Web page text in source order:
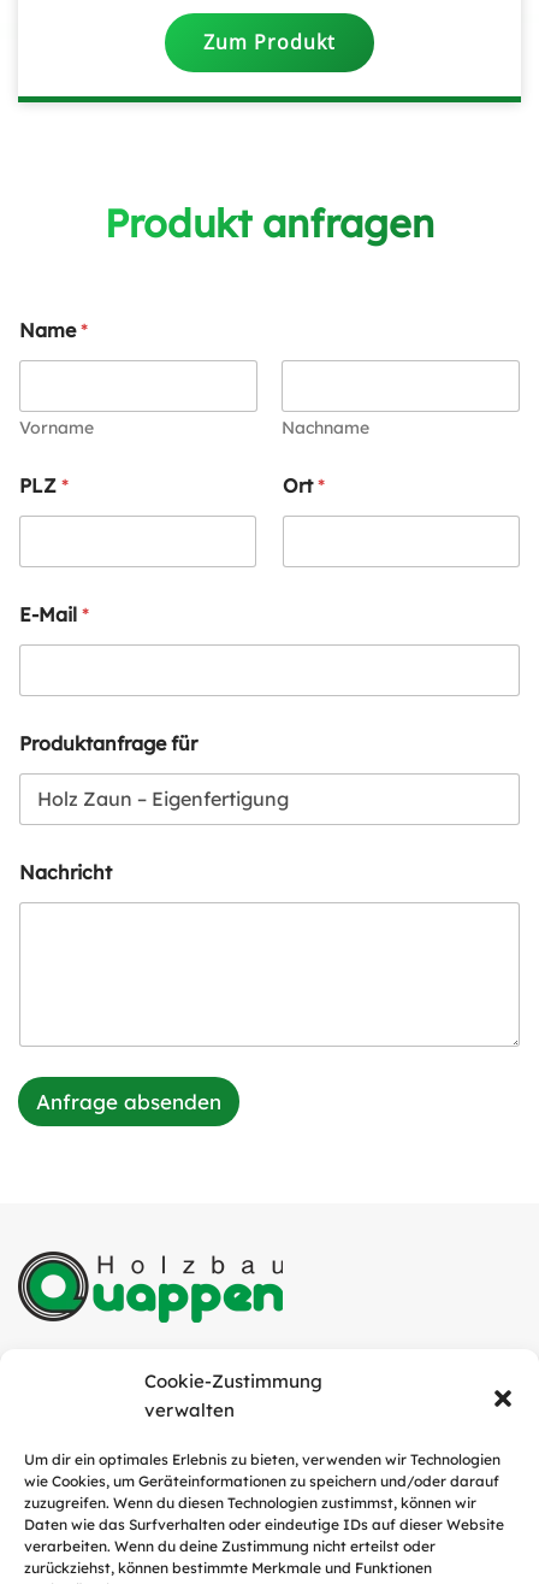
Cookie-Zustimmung
verwalten
Um dir ein optimales Erlebnis zu bieten, verwenden wir Technologien
wie Cookies, um Geräteinformationen zu speichern und/oder darauf
zuzugreifen. Wenn du diesen Technologien zustimmst, können wir
Daten wie das Surfverhalten oder eindeutige IDs auf dieser Website
verarbeiten. Wenn du deine Zustimmung nicht erteilst oder
zurückziehst, können bestimmte Merkmale und Funktionen
Zum Produkt
Produkt anfragen
Name*
Vorname Nachname
PLZ * Ort*
E-Mail *
Produktanfrage für
Nachricht
Anfrage absenden
Tel.: 05952 / 9311-0
E-Mail: info@quappen-holzbau.de